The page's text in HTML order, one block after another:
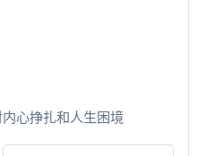
心挣扎和人生困境